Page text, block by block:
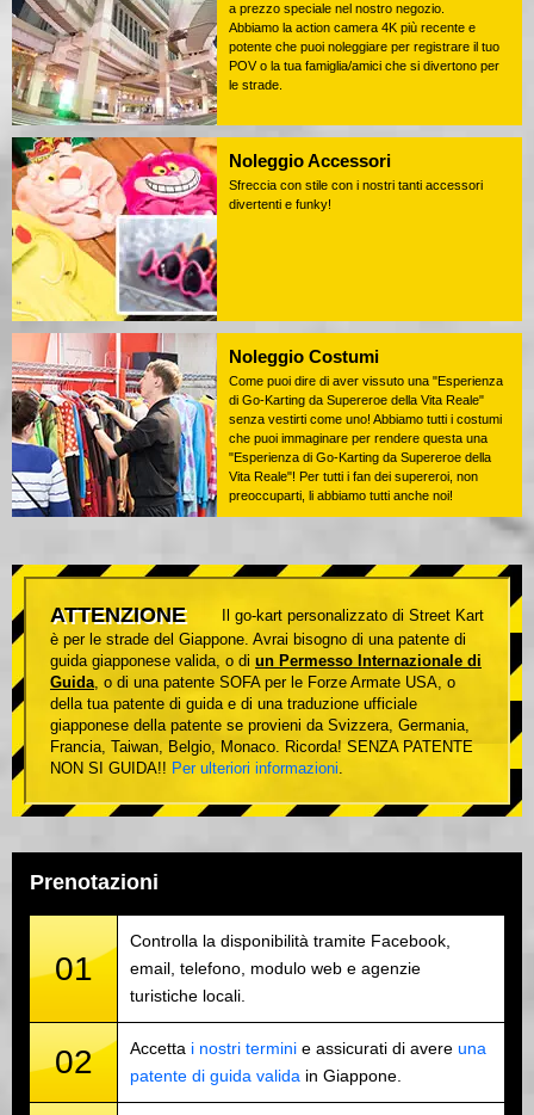
a prezzo speciale nel nostro negozio.
Abbiamo la action camera 4K più recente e
potente che puoi noleggiare per registrare il tuo
POV o la tua famiglia/amici che si divertono per
le strade.
Noleggio Accessori
Sfreccia con stile con i nostri tanti accessori
divertenti e funky!
Noleggio Costumi
Come puoi dire di aver vissuto una "Esperienza
di Go-Karting da Supereroe della Vita Reale"
senza vestirti come uno! Abbiamo tutti i costumi
che puoi immaginare per rendere questa una
"Esperienza di Go-Karting da Supereroe della
Vita Reale"! Per tutti i fan dei supereroi, non
preoccuparti, li abbiamo tutti anche noi!
ATTENZIONE
Il go-kart personalizzato di Street Kart
è per le strade del Giappone. Avrai bisogno di una patente di
guida giapponese valida, o di un Permesso Internazionale di
Guida, o di una patente SOFA per le Forze Armate USA, o
della tua patente di guida e di una traduzione ufficiale
giapponese della patente se provieni da Svizzera, Germania,
Francia, Taiwan, Belgio, Monaco. Ricorda! SENZA PATENTE
NON SI GUIDA!! Per ulteriori informazioni.
Prenotazioni
01
Controlla la disponibilità tramite Facebook,
email, telefono, modulo web e agenzie
turistiche locali.
02 Accetta i nostri termini e assicurati di avere una
patente di guida valida in Giappone.